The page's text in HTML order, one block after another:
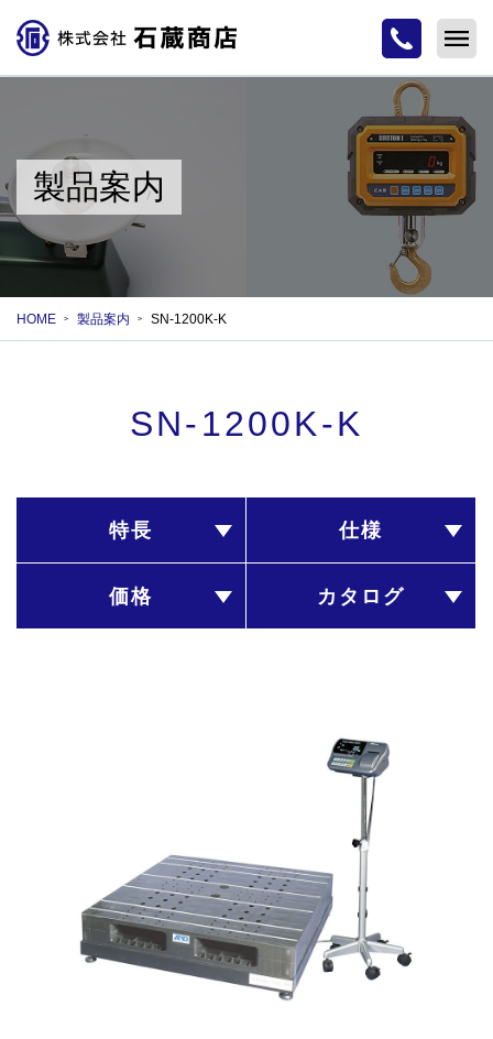
製品案内
HOME 製品案内 SN-1200K-K
SN-1200K-K
特長 仕様
価格 カタログ